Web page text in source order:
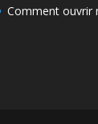
Comment ouvrir